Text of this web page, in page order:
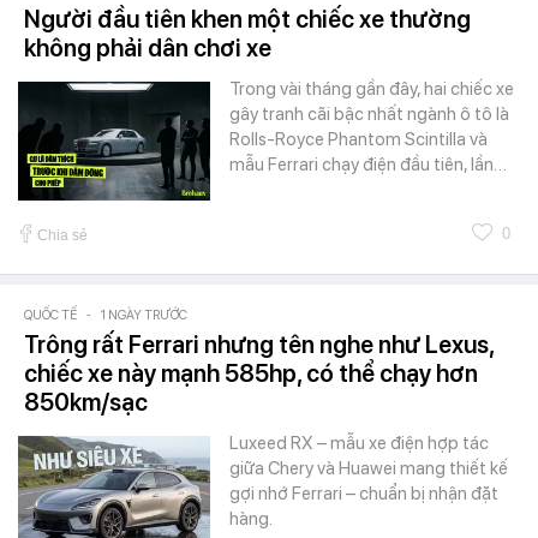
Người đầu tiên khen một chiếc xe thường
không phải dân chơi xe
Trong vài tháng gần đây, hai chiếc xe
gây tranh cãi bậc nhất ngành ô tô là
Rolls-Royce Phantom Scintilla và
mẫu Ferrari chạy điện đầu tiên, lần…
Chia sẻ 0
QUỐC TẾ - 1 NGÀY TRƯỚC
Trông rất Ferrari nhưng tên nghe như Lexus,
chiếc xe này mạnh 585hp, có thể chạy hơn
850km/sạc
Luxeed RX – mẫu xe điện hợp tác
giữa Chery và Huawei mang thiết kế
gợi nhớ Ferrari – chuẩn bị nhận đặt
hàng.